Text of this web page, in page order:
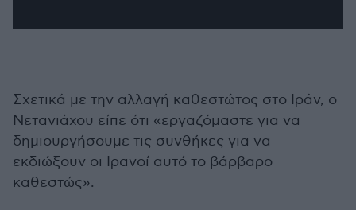
Σχετικά με την αλλαγή καθεστώτος στο Ιράν, ο
Νετανιάχου είπε ότι «εργαζόμαστε για να
δημιουργήσουμε τις συνθήκες για να
εκδιώξουν οι Ιρανοί αυτό το βάρβαρο
καθεστώς».